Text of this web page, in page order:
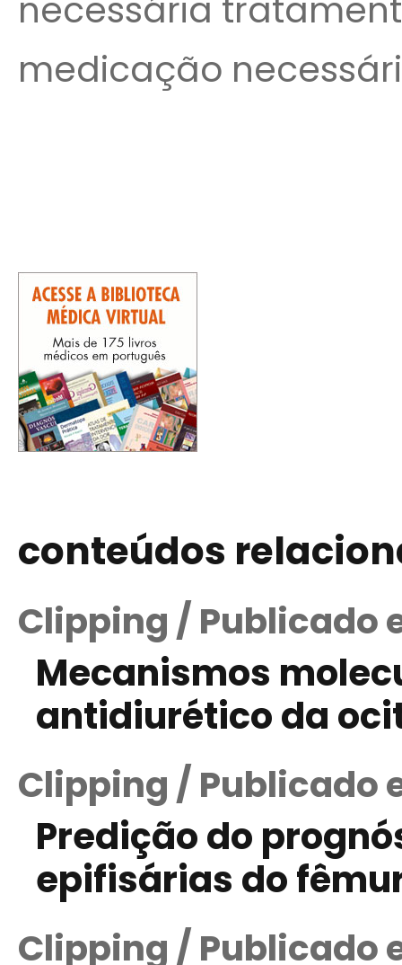
necessária
medicação
conteúdos
Clipping / Publicado
Mecanismos
antidiurético da
Clipping / Publicado
Predição do
epifisárias do
Clipping / Publicado